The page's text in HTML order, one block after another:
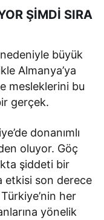
ŞİMDİ SIRA
büyük
Almanya’ya
mesleklerini bu
gerçek.
donanımlı
oluyor. Göç
şiddeti bir
etkisi son derece
her
yönelik